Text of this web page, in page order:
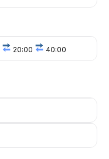
20:00 40:00